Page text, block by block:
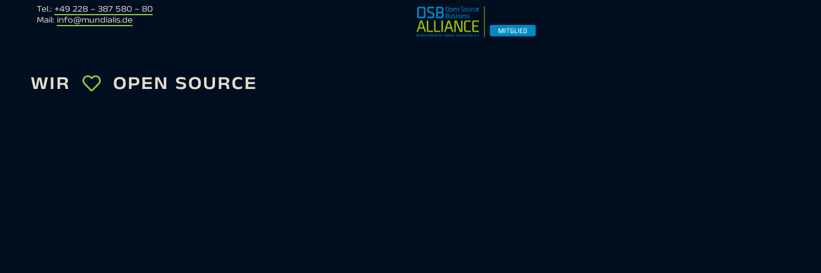
Tel.: +49 228 – 387 580 – 80
Mail: info@mundialis.de
WIR OPEN SOURCE